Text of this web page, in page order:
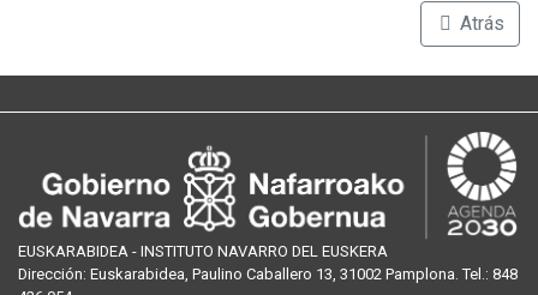
Atrás
EUSKARABIDEA - INSTITUTO NAVARRO DEL EUSKERA
Dirección: Euskarabidea, Paulino Caballero 13, 31002 Pamplona. Tel.: 848